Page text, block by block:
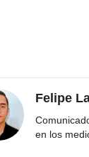
Felipe
en los